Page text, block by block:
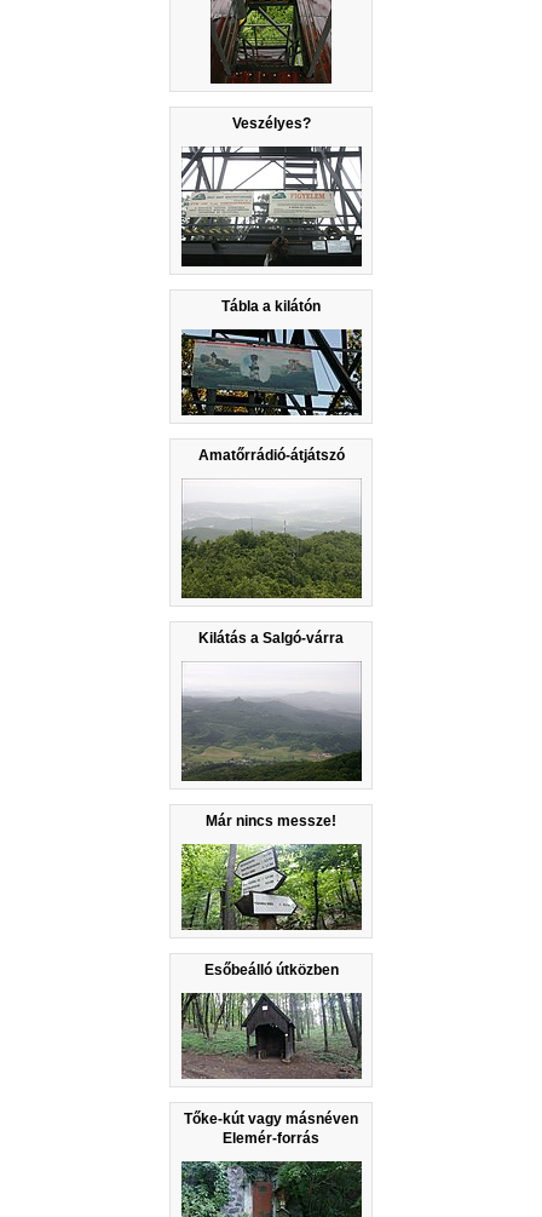
Veszélyes?
Tábla a kilátón
Amatőrrádió-átjátszó
Kilátás a Salgó-várra
Már nincs messze!
Esőbeálló útközben
Tőke-kút vagy másnéven
Elemér-forrás